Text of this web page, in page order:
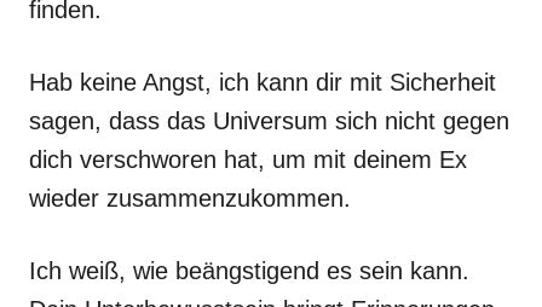
finden.
Hab keine Angst, ich kann dir mit Sicherheit
sagen, dass das Universum sich nicht gegen
dich verschworen hat, um mit deinem Ex
wieder zusammenzukommen.
Ich weiß, wie beängstigend es sein kann.